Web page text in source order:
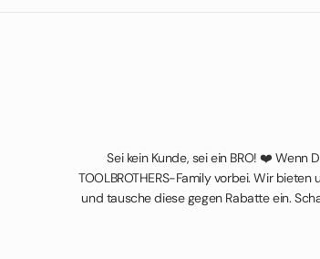
Sei kein Kunde, sei ein BRO! ❤️ Wenn
TOOLBROTHERS-Family vorbei. Wir
und tausche diese gegen Rabatte ein.